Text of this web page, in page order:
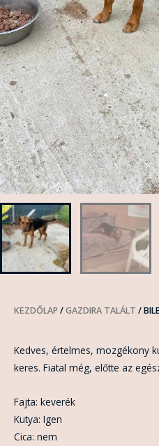
KEZDŐLAP /GAZDIRA TALÁLT /
Kedves, értelmes, mozgékony
keres. Fiatal még, előtte az
Fajta: keverék
Kutya: Igen
Cica: nem